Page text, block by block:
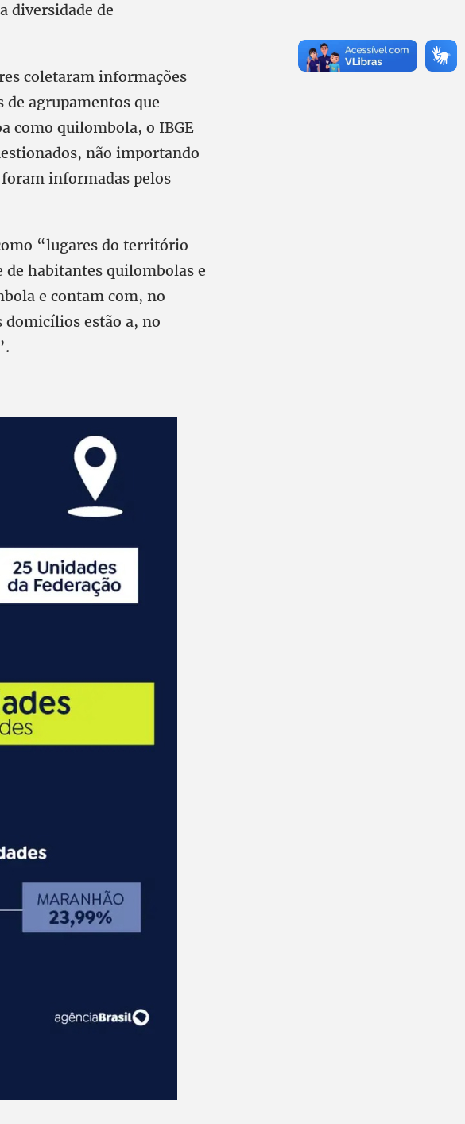
diversidade de
coletaram informações
de agrupamentos que
como quilombola, o IBGE
não importando
informadas pelos
“lugares do território
habitantes quilombolas e
e contam com, no
domicílios estão a, no